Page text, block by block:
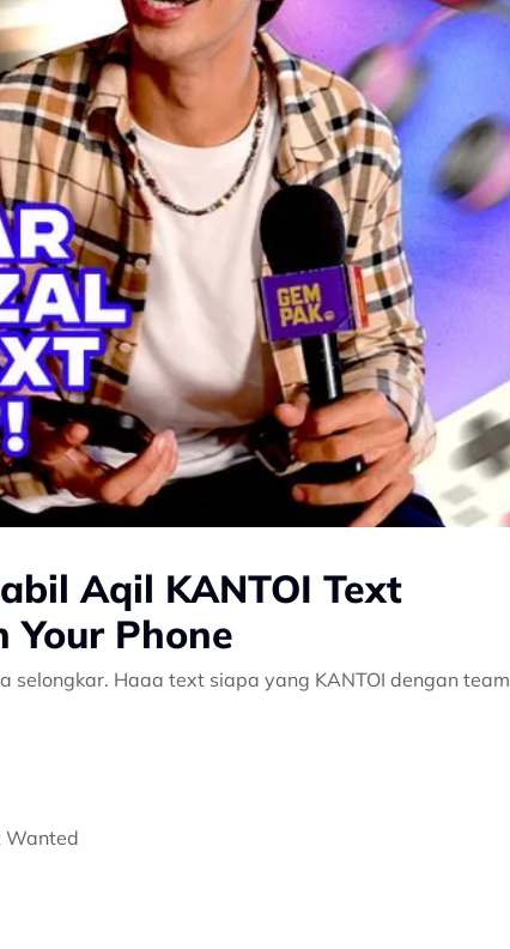
Aqil KANTOI Text
Your Phone
selongkar. Haaa text siapa yang KANTOI dengan team
Wanted